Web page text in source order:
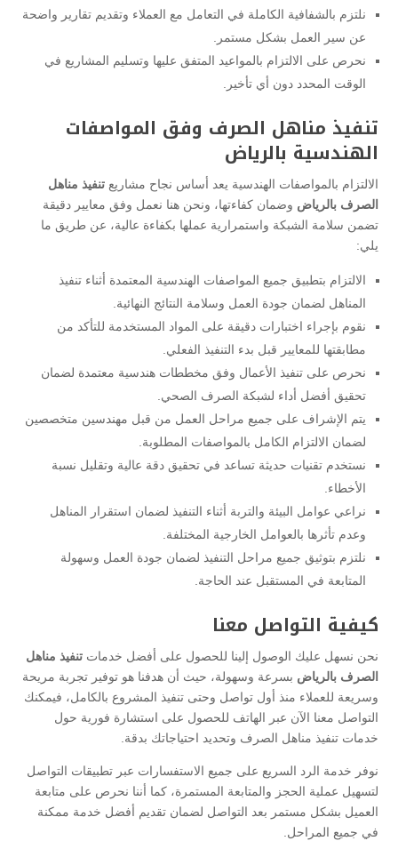
نلتزم بالشفافية الكاملة في التعامل مع العملاء وتقديم تقارير واضحة
عن سير العمل بشكل مستمر.
نحرص على الالتزام بالمواعيد المتفق عليها وتسليم المشاريع في
الوقت المحدد دون أي تأخير.
تنفيذ مناهل الصرف وفق المواصفات
الهندسية بالرياض
الالتزام بالمواصفات الهندسية يعد أساس نجاح مشاريع تنفيذ مناهل
الصرف بالرياض وضمان كفاءتها، ونحن هنا نعمل وفق معايير دقيقة
تضمن سلامة الشبكة واستمرارية عملها بكفاءة عالية، عن طريق ما
يلي:
الالتزام بتطبيق جميع المواصفات الهندسية المعتمدة أثناء تنفيذ
المناهل لضمان جودة العمل وسلامة النتائج النهائية.
نقوم بإجراء اختبارات دقيقة على المواد المستخدمة للتأكد من
مطابقتها للمعايير قبل بدء التنفيذ الفعلي.
نحرص على تنفيذ الأعمال وفق مخططات هندسية معتمدة لضمان
تحقيق أفضل أداء لشبكة الصرف الصحي.
يتم الإشراف على جميع مراحل العمل من قبل مهندسين متخصصين
لضمان الالتزام الكامل بالمواصفات المطلوبة.
نستخدم تقنيات حديثة تساعد في تحقيق دقة عالية وتقليل نسبة
الأخطاء.
نراعي عوامل البيئة والتربة أثناء التنفيذ لضمان استقرار المناهل
وعدم تأثرها بالعوامل الخارجية المختلفة.
نلتزم بتوثيق جميع مراحل التنفيذ لضمان جودة العمل وسهولة
المتابعة في المستقبل عند الحاجة.
كيفية التواصل معنا
نحن نسهل عليك الوصول إلينا للحصول على أفضل خدمات تنفيذ مناهل
الصرف بالرياض بسرعة وسهولة، حيث أن هدفنا هو توفير تجربة مريحة
وسريعة للعملاء منذ أول تواصل وحتى تنفيذ المشروع بالكامل، فيمكنك
التواصل معنا الآن عبر الهاتف للحصول على استشارة فورية حول
خدمات تنفيذ مناهل الصرف وتحديد احتياجاتك بدقة.
نوفر خدمة الرد السريع على جميع الاستفسارات عبر تطبيقات التواصل
لتسهيل عملية الحجز والمتابعة المستمرة، كما أننا نحرص على متابعة
العميل بشكل مستمر بعد التواصل لضمان تقديم أفضل خدمة ممكنة
في جميع المراحل.